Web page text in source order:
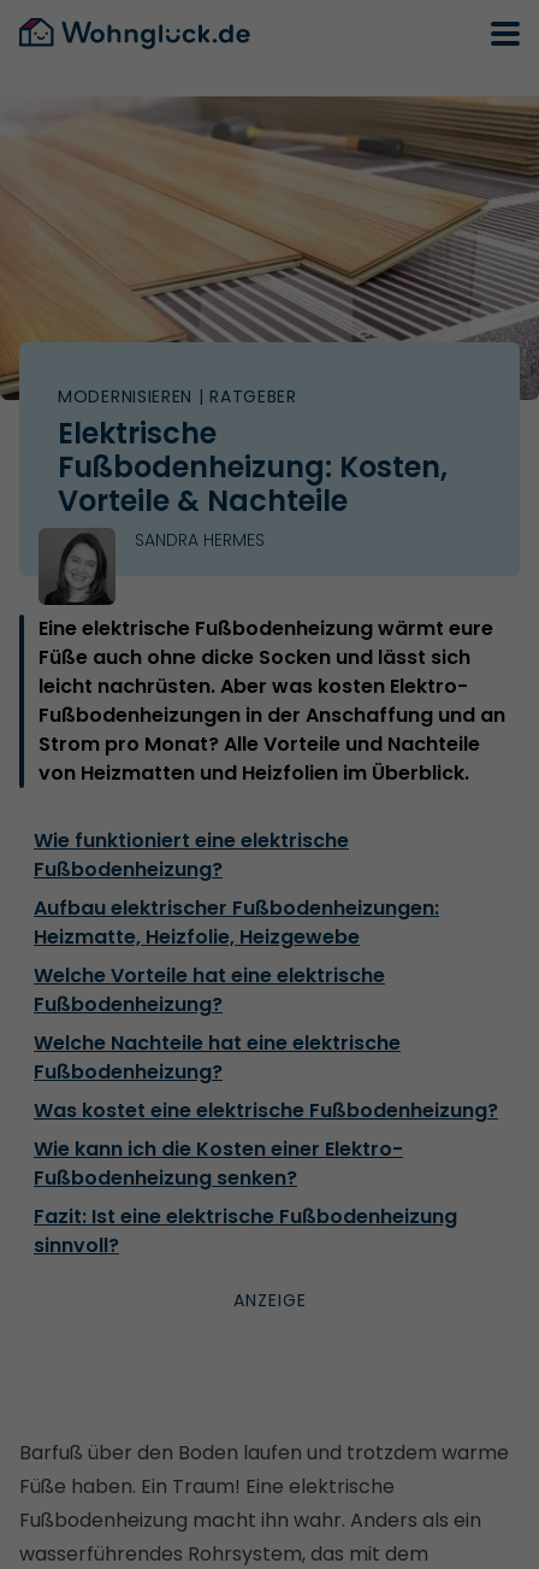
MODERNISIEREN | RATGEBER
Elektrische
Fußbodenheizung: Kosten,
Vorteile & Nachteile
SANDRA HERMES
Eine elektrische Fußbodenheizung wärmt eure
Füße auch ohne dicke Socken und lässt sich
leicht nachrüsten. Aber was kosten Elektro-
Fußbodenheizungen in der Anschaffung und an
Strom pro Monat? Alle Vorteile und Nachteile
von Heizmatten und Heizfolien im Überblick.
Wie funktioniert eine elektrische
Fußbodenheizung?
Aufbau elektrischer Fußbodenheizungen:
Heizmatte, Heizfolie, Heizgewebe
Welche Vorteile hat eine elektrische
Fußbodenheizung?
Welche Nachteile hat eine elektrische
Fußbodenheizung?
Was kostet eine elektrische Fußbodenheizung?
Wie kann ich die Kosten einer Elektro-
Fußbodenheizung senken?
Fazit: Ist eine elektrische Fußbodenheizung
sinnvoll?
Barfuß über den Boden laufen und trotzdem warme
Füße haben. Ein Traum! Eine elektrische
Fußbodenheizung macht ihn wahr. Anders als ein
wasserführendes Rohrsystem, das mit dem